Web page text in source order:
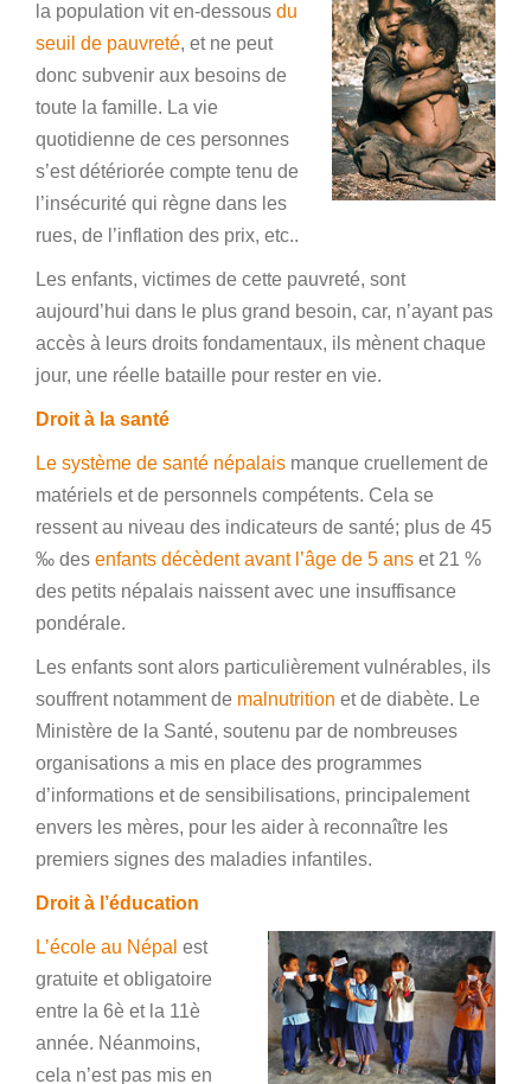
la population vit en-dessous du
seuil de pauvreté, et ne peut
donc subvenir aux besoins de
toute la famille. La vie
quotidienne de ces personnes
s’est détériorée compte tenu de
l’insécurité qui règne dans les
rues, de l’inflation des prix, etc..
Les enfants, victimes de cette pauvreté, sont
aujourd’hui dans le plus grand besoin, car, n’ayant pas
accès à leurs droits fondamentaux, ils mènent chaque
jour, une réelle bataille pour rester en vie.
Droit à la santé
Le système de santé népalais manque cruellement de
matériels et de personnels compétents. Cela se
ressent au niveau des indicateurs de santé; plus de 45
‰ des enfants décèdent avant l’âge de 5 ans et 21 %
des petits népalais naissent avec une insuffisance
pondérale.
Les enfants sont alors particulièrement vulnérables, ils
souffrent notamment de malnutrition et de diabète. Le
Ministère de la Santé, soutenu par de nombreuses
organisations a mis en place des programmes
d’informations et de sensibilisations, principalement
envers les mères, pour les aider à reconnaître les
premiers signes des maladies infantiles.
Droit à l’éducation
L’école au Népal est
gratuite et obligatoire
entre la 6è et la 11è
année. Néanmoins,
cela n’est pas mis en